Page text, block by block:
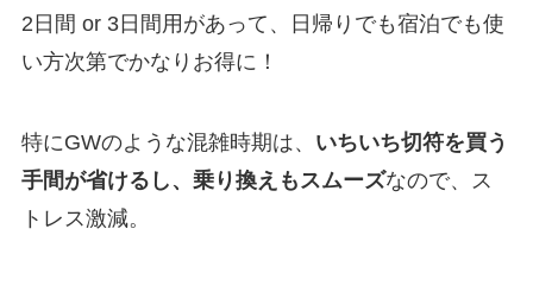
2日間 or 3日間用があって、日帰りでも宿泊でも使
い方次第でかなりお得に！
特にGWのような混雑時期は、 いちいち切符を買う
手間が省けるし、乗り換えもスムーズなので、ス
トレス激減。